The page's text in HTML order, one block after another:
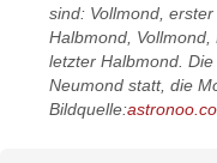
sind: Vollmond,
Halbmond,
letzter Halbmond.
Neumond statt, die
Bildquelle: